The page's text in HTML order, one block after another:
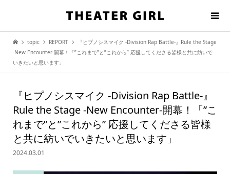
topic REPORT
『ヒプノシスマイク -Division Rap Battle-』Rule the Stage
-New Encounter-開幕！「”これまで”と”これから” 応援してくださる皆様と共に紡いで
いきたいと思います」
『ヒプノシスマイク -Division Rap Battle-』
Rule the Stage -New Encounter-開幕！「”こ
れまで”と”これから” 応援してくださる皆様
と共に紡いでいきたいと思います」
2024.03.01